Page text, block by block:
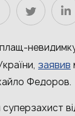
заявив
Федоров.